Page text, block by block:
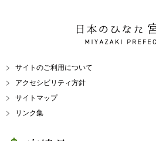
日本のひなた 宮崎県
MIYAZAKI
サイトのご利用について
アクセシビリティ方針
サイトマップ
リンク集